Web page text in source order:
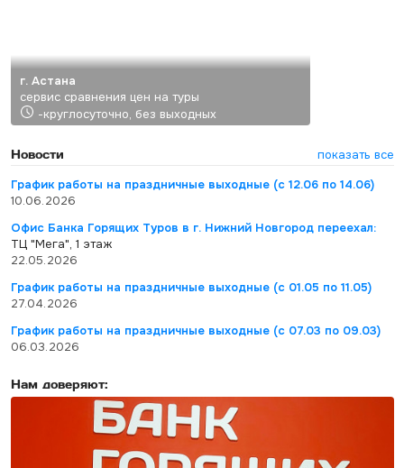
г. Астана
сервис сравнения цен на туры
-круглосуточно, без выходных
Новости
показать все
График работы на праздничные выходные (с 12.06 по 14.06)
10.06.2026
Офис Банка Горящих Туров в г. Нижний Новгород переехал:
ТЦ "Мега", 1 этаж
22.05.2026
График работы на праздничные выходные (с 01.05 по 11.05)
27.04.2026
График работы на праздничные выходные (с 07.03 по 09.03)
06.03.2026
Нам доверяют: